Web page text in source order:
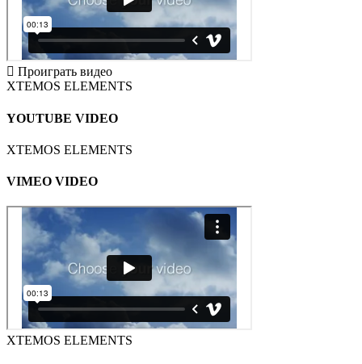
Проиграть видео
XTEMOS ELEMENTS
YOUTUBE VIDEO
XTEMOS ELEMENTS
VIMEO VIDEO
XTEMOS ELEMENTS